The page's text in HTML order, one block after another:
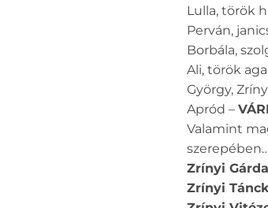
Lulla, török
Perván,
Borbála,
Ali, török aga
György,
Apród –
Valamint
Zrínyi
Zrínyi